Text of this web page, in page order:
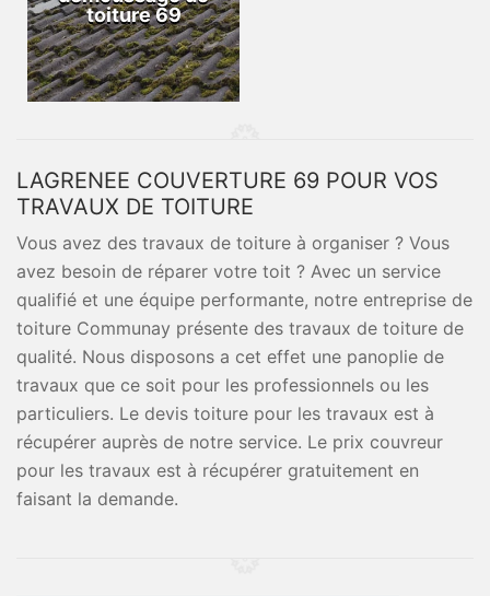
toiture 69
LAGRENEE COUVERTURE 69 POUR VOS
TRAVAUX DE TOITURE
Vous avez des travaux de toiture à organiser ? Vous
avez besoin de réparer votre toit ? Avec un service
qualifié et une équipe performante, notre entreprise de
toiture Communay présente des travaux de toiture de
qualité. Nous disposons a cet effet une panoplie de
travaux que ce soit pour les professionnels ou les
particuliers. Le devis toiture pour les travaux est à
récupérer auprès de notre service. Le prix couvreur
pour les travaux est à récupérer gratuitement en
faisant la demande.